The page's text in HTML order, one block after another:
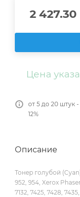
2 427.30
Цена
от 5 до 20 штук
12%
Описание
Тонер голубой
952, 954, Xerox
7132, 7425, 7428,